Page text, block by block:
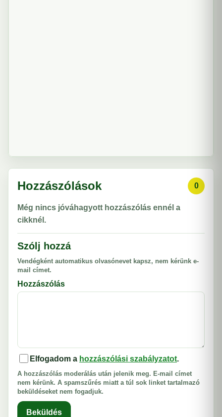
Hozzászólások 0
Még nincs jóváhagyott hozzászólás ennél a
cikknél.
Szólj hozzá
Vendégként automatikus olvasónevet kapsz, nem kérünk e-
mail címet.
Hozzászólás
Elfogadom a hozzászólási szabályzatot.
A hozzászólás moderálás után jelenik meg. E-mail címet
nem kérünk. A spamszűrés miatt a túl sok linket tartalmazó
beküldéseket nem fogadjuk.
Beküldés